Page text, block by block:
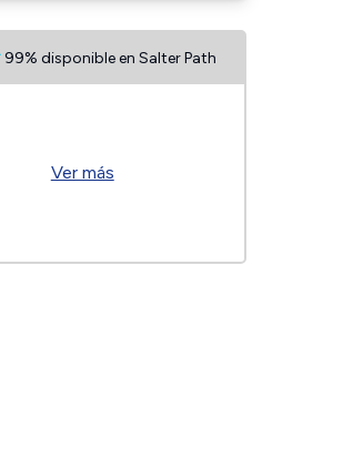
99% disponible en Salter Path
Ver más